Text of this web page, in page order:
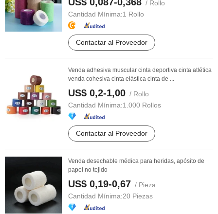
/ Rollo
Cantidad Mínima:1 Rollo
Contactar al Proveedor
Venda adhesiva muscular cinta deportiva cinta atlética
venda cohesiva cinta elástica cinta de ...
US$ 0,2-1,00 / Rollo
Cantidad Mínima:1.000 Rollos
Contactar al Proveedor
Venda desechable médica para heridas, apósito de
papel no tejido
US$ 0,19-0,67 / Pieza
Cantidad Mínima:20 Piezas